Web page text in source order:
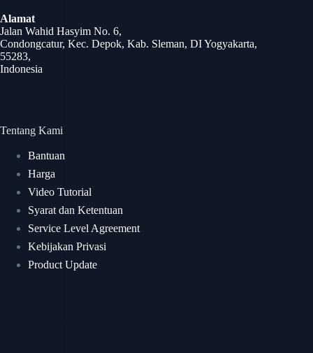
Alamat
Jalan Wahid Hasyim No. 6,
Condongcatur, Kec. Depok, Kab. Sleman, DI Yogyakarta,
55283,
Indonesia
Tentang Kami
Bantuan
Harga
Video Tutorial
Syarat dan Ketentuan
Service Level Agreement
Kebijakan Privasi
Product Update